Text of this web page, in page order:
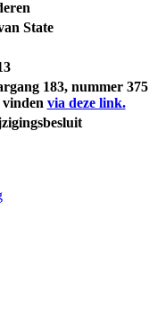
State
183, nummer 375
via deze link.